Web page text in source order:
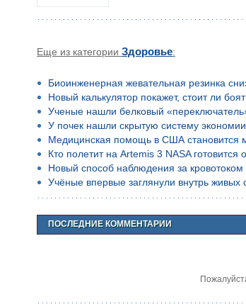
Еще из категории Здоровье:
Биоинженерная жевательная резинка
Новый калькулятор покажет, стоит ли
Ученые нашли белковый
У почек нашли скрытую систему
Медицинская помощь в США становится
Кто полетит на Artemis 3 NASA
Новый способ наблюдения за
Учёные впервые заглянули внутрь живых
ПОСЛЕДНИЕ КОММЕНТАРИИ